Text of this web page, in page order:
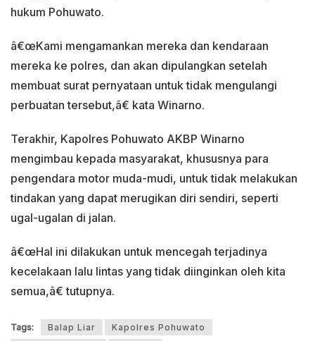
hukum Pohuwato.
â€œKami mengamankan mereka dan kendaraan
mereka ke polres, dan akan dipulangkan setelah
membuat surat pernyataan untuk tidak mengulangi
perbuatan tersebut,â€ kata Winarno.
Terakhir, Kapolres Pohuwato AKBP Winarno
mengimbau kepada masyarakat, khususnya para
pengendara motor muda-mudi, untuk tidak melakukan
tindakan yang dapat merugikan diri sendiri, seperti
ugal-ugalan di jalan.
â€œHal ini dilakukan untuk mencegah terjadinya
kecelakaan lalu lintas yang tidak diinginkan oleh kita
semua,â€ tutupnya.
Tags: Balap Liar
Kapolres Pohuwato